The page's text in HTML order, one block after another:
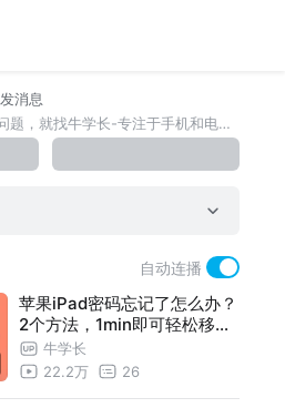
发消息
手机/电脑有问题，就找牛学长-专注于手机和电脑的智能解决方案 √ 官网 http://m6z.cn/5XIRsF
自动连播
苹果iPad密码忘记了怎么办？
2个方法，1min即可轻松移除
！ 牛学长
22.2万
26